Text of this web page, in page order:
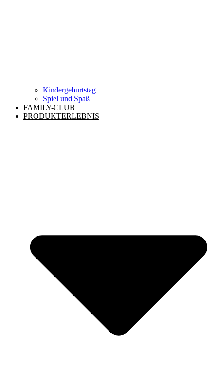
Kindergeburtstag
Spiel und Spaß
FAMILY-CLUB
PRODUKTERLEBNIS